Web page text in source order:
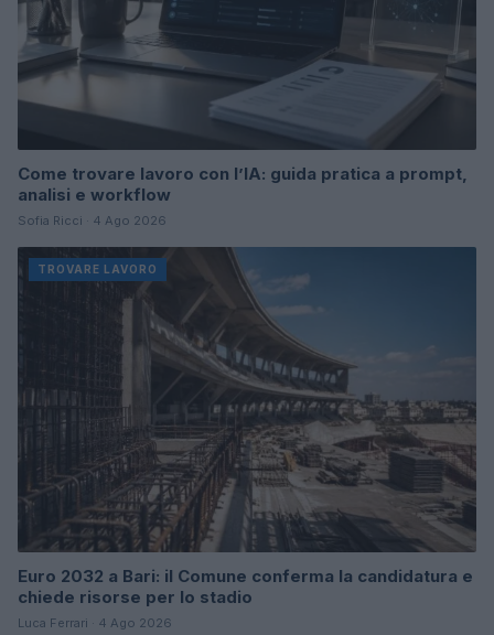
Come trovare lavoro con l’IA: guida pratica a prompt,
analisi e workflow
Sofia Ricci · 4 Ago 2026
TROVARE LAVORO
Euro 2032 a Bari: il Comune conferma la candidatura e
chiede risorse per lo stadio
Luca Ferrari · 4 Ago 2026